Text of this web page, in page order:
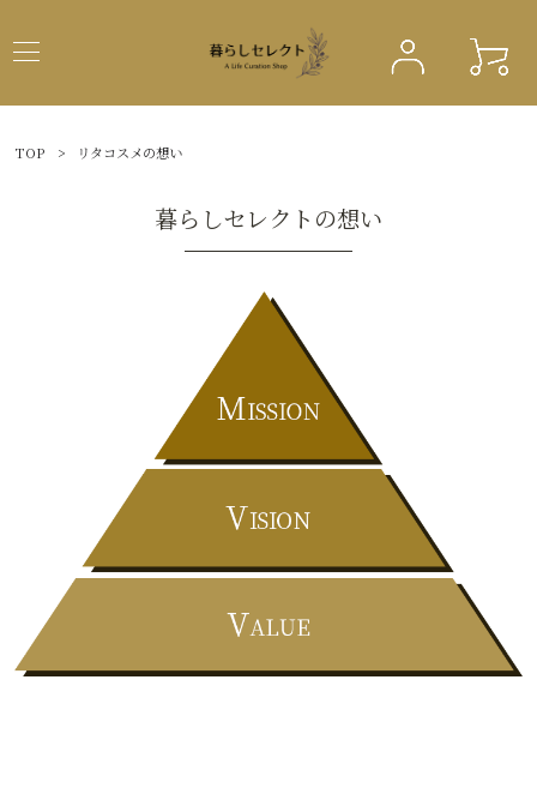
TOP > リタコスメの想い
暮らしセレクトの想い